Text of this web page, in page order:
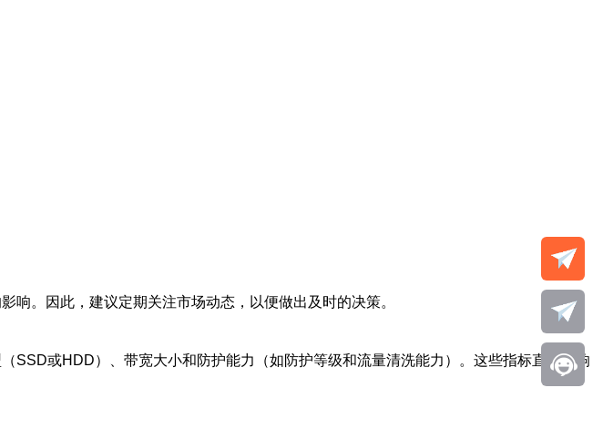
响。因此，建议定期关注市场动态，以便做出及时的决策。
SSD或HDD）、带宽大小和防护能力（如防护等级和流量清洗能力）。这些指标直接影响